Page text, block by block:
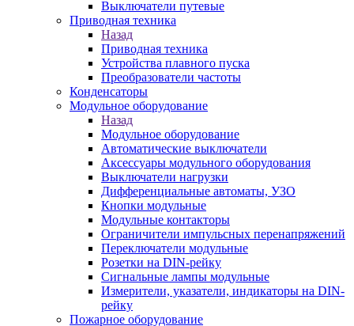
Выключатели путевые
Приводная техника
Назад
Приводная техника
Устройства плавного пуска
Преобразователи частоты
Конденсаторы
Модульное оборудование
Назад
Модульное оборудование
Автоматические выключатели
Аксессуары модульного оборудования
Выключатели нагрузки
Дифференциальные автоматы, УЗО
Кнопки модульные
Модульные контакторы
Ограничители импульсных перенапряжений
Переключатели модульные
Розетки на DIN-рейку
Сигнальные лампы модульные
Измерители, указатели, индикаторы на DIN-
рейку
Пожарное оборудование